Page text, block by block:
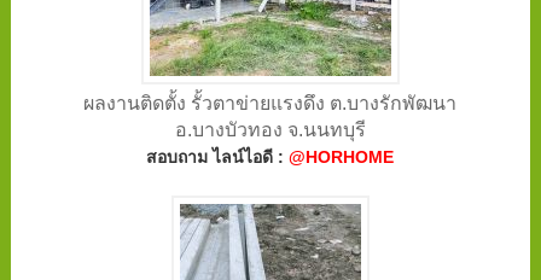
ผลงานติดตั้ง รั้วตาข่ายแรงดึง ต.บางรักพัฒนา
อ.บางบัวทอง จ.นนทบุรี
สอบถาม ไลน์ไอดี :@HORHOME